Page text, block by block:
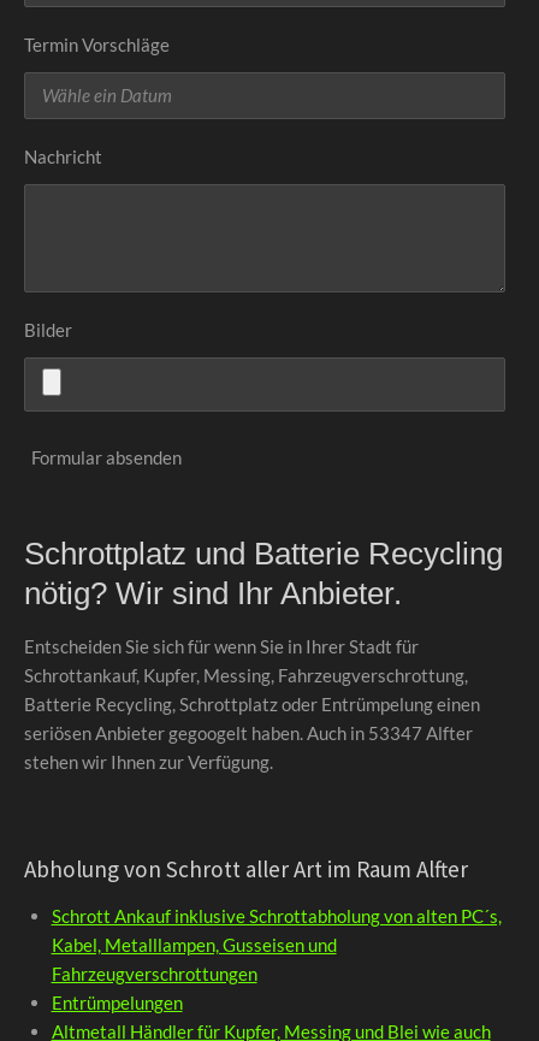
Termin Vorschläge
Nachricht
Bilder
Formular absenden
Schrottplatz und Batterie Recycling
nötig? Wir sind Ihr Anbieter.
Entscheiden Sie sich für wenn Sie in Ihrer Stadt für
Schrottankauf, Kupfer, Messing, Fahrzeugverschrottung,
Batterie Recycling, Schrottplatz oder Entrümpelung einen
seriösen Anbieter gegoogelt haben. Auch in 53347 Alfter
stehen wir Ihnen zur Verfügung.
Abholung von Schrott aller Art im Raum Alfter
Schrott Ankauf inklusive Schrottabholung von alten PC´s,
Kabel, Metalllampen, Gusseisen und
Fahrzeugverschrottungen
Entrümpelungen
Altmetall Händler für Kupfer, Messing und Blei wie auch